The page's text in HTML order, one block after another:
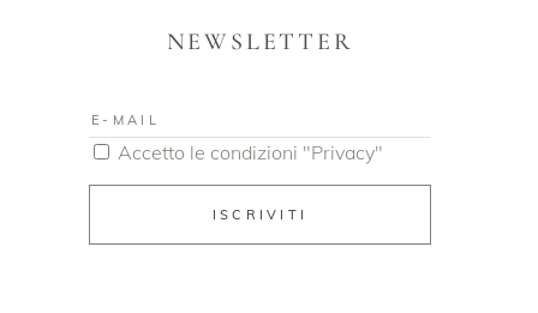
NEWSLETTER
Accetto le condizioni "Privacy"
ISCRIVITI